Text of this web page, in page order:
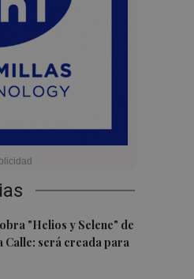
"Helios y Selene" de
Calle: será creada para